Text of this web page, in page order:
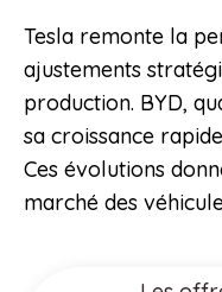
Tesla remonte la
ajustements
production. BYD,
sa croissance
Ces évolutions
marché des